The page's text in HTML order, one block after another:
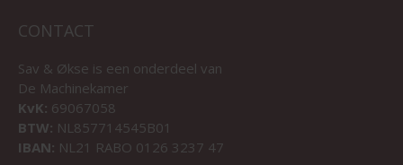
CONTACT
Sav & Økse is een onderdeel van
De Machinekamer
KvK: 69067058
BTW: NL857714545B01
IBAN: NL21 RABO 0126 3237 47